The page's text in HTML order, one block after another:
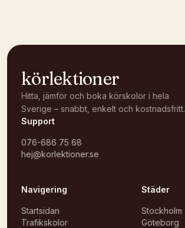
körlektioner
Hitta, jämför och boka körskolor i hela
Sverige – snabbt, enkelt och kostnadsfritt.
Support
076-686 75 68
hej@korlektioner.se
Navigering
Startsidan
Trafikskolor
Städer
Stockholm
Göteborg